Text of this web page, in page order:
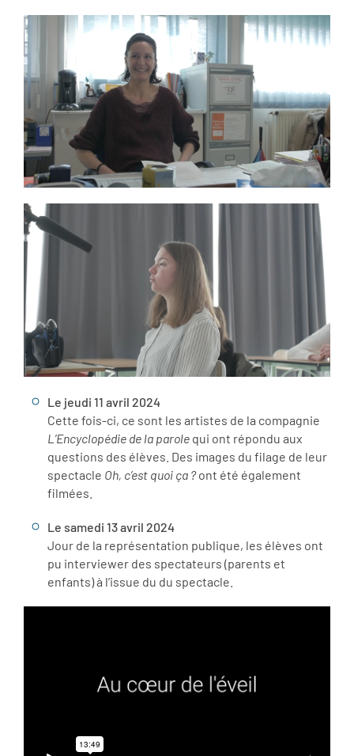
Le jeudi 11 avril 2024
Cette fois-ci, ce sont les artistes de la compagnie
L’Encyclopédie de la parole qui ont répondu aux
questions des élèves. Des images du filage de leur
spectacle Oh, c’est quoi ça ?ont été également
filmées.
Le samedi 13 avril 2024
Jour de la représentation publique, les élèves ont
pu interviewer des spectateurs (parents et
enfants) à l’issue du du spectacle.